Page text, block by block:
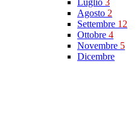
Luglio 3
Agosto 2
Settembre 12
Ottobre 4
Novembre 5
Dicembre